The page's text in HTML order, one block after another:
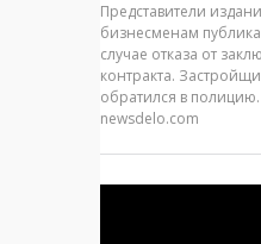
Представители
бизнесменам
случае отказа от
контракта.
обратился в
newsdelo.com